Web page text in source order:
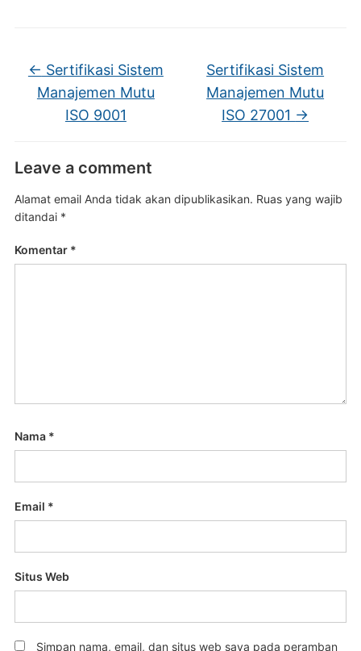
← Sertifikasi Sistem
Manajemen Mutu
ISO 9001
Sertifikasi Sistem
Manajemen Mutu
ISO 27001 →
Leave a comment
Alamat email Anda tidak akan dipublikasikan. Ruas yang wajib
ditandai *
Komentar *
Nama *
Email *
Situs Web
Simpan nama, email, dan situs web saya pada peramban